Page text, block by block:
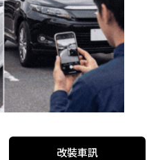
改裝車訊